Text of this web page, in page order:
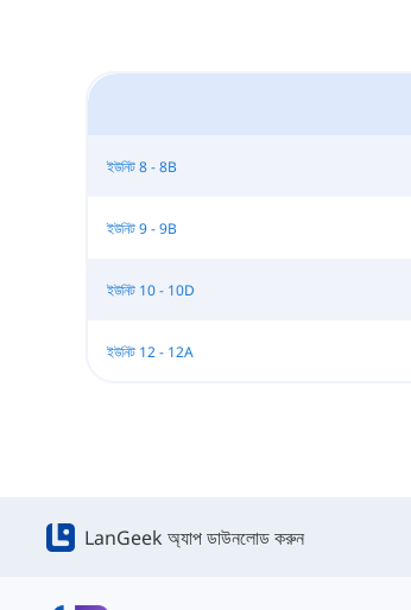
ইউনিট 8 - 8B
ইউনিট 9 - 9B
ইউনিট 10 - 10D
ইউনিট 12 - 12A
LanGeek অ্যাপ ডাউনলোড করুন